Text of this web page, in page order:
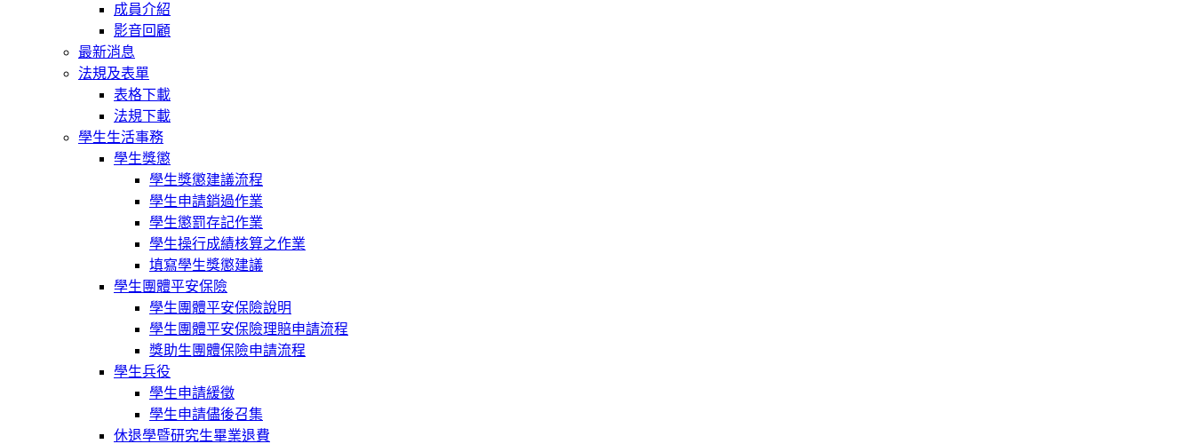
成員介紹
影音回顧
最新消息
法規及表單
表格下載
法規下載
學生生活事務
學生獎懲
學生獎懲建議流程
學生申請銷過作業
學生懲罰存記作業
學生操行成績核算之作業
填寫學生獎懲建議
學生團體平安保險
學生團體平安保險說明
學生團體平安保險理賠申請流程
獎助生團體保險申請流程
學生兵役
學生申請緩徵
學生申請儘後召集
休退學暨研究生畢業退費